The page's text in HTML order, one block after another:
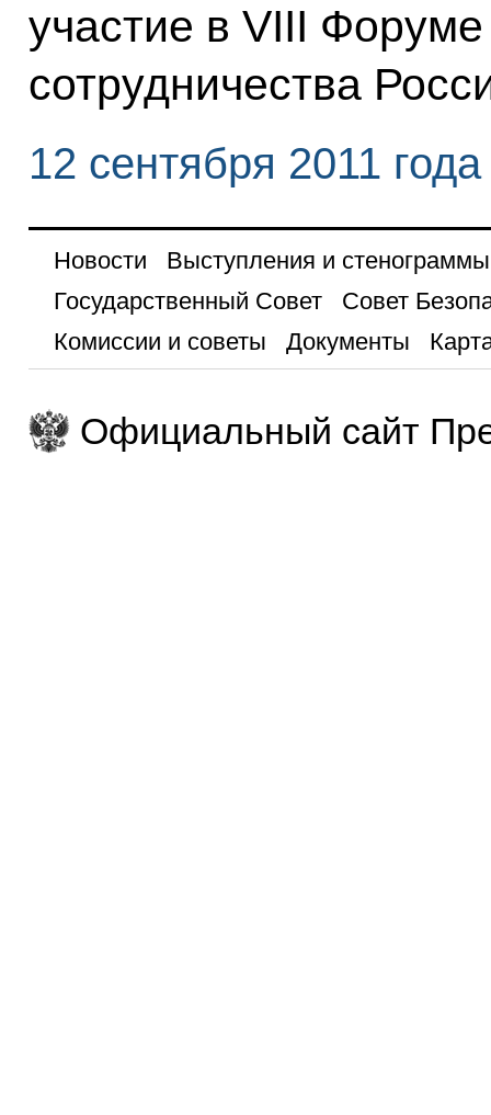
участие в VIII
сотрудничества
12 сентября 2011 года
Новости
Выступления и стенограммы
Государственный Совет
Совет
Комиссии и советы
Документы
Официальный сайт